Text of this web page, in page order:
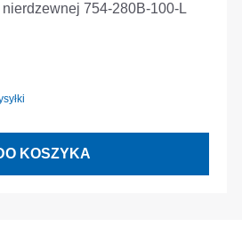
754-280B-100-L
KOSZYKA